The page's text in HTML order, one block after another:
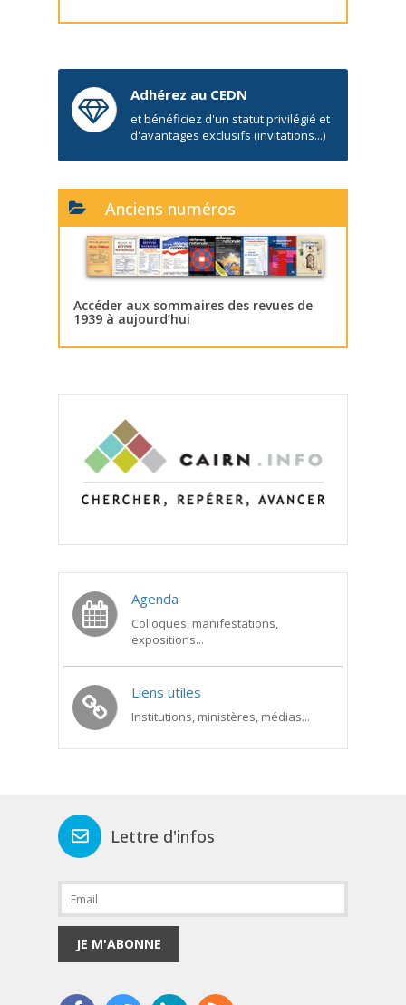
Adhérez au CEDN
et bénéficiez d'un statut privilégié et
d'avantages exclusifs (invitations...)
Anciens numéros
Accéder aux sommaires des revues de
1939 à aujourd’hui
Agenda
Colloques, manifestations,
expositions...
Liens utiles
Institutions, ministères, médias...
Lettre d'infos
JE M'ABONNE